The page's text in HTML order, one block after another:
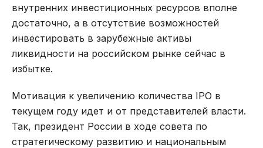
внутренних инвестиционных ресурсов вполне
достаточно, а в отсутствие возможностей
инвестировать в зарубежные активы
ликвидности на российском рынке сейчас в
избытке.
Мотивация к увеличению количества IPO в
текущем году идет и от представителей власти.
Так, президент России в ходе совета по
стратегическому развитию и национальным